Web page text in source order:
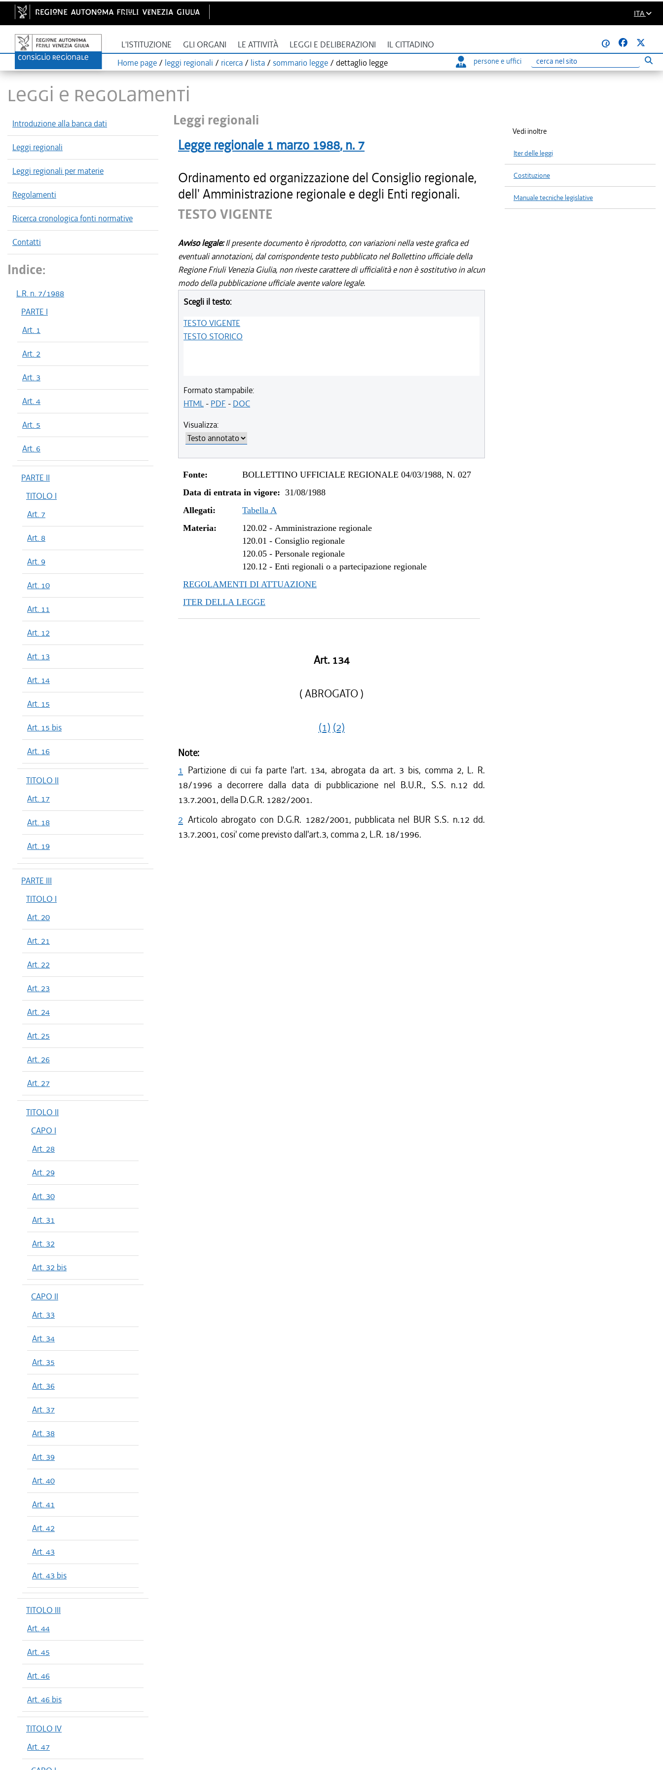
ITA
L'ISTITUZIONE GLI ORGANI LE ATTIVITÀ LEGGI E DELIBERAZIONI IL CITTADINO
@
Home page / leggi regionali / ricerca / lista / sommario legge / dettaglio legge persone e uffici
Ricerca
LEGGI E REGOLAMENTI
Introduzione alla banca dati
Leggi regionali
Leggi regionali per materie
Regolamenti
Ricerca cronologica fonti normative
Contatti
Indice:
L.R. n. 7/1988
PARTE I
Art. 1
Art. 2
Art. 3
Art. 4
Art. 5
Art. 6
PARTE II
TITOLO I
Art. 7
Art. 8
Art. 9
Art. 10
Art. 11
Art. 12
Art. 13
Art. 14
Art. 15
Art. 15 bis
Art. 16
TITOLO II
Art. 17
Art. 18
Art. 19
PARTE III
TITOLO I
Art. 20
Art. 21
Art. 22
Art. 23
Art. 24
Art. 25
Art. 26
Art. 27
TITOLO II
CAPO I
Art. 28
Art. 29
Art. 30
Art. 31
Art. 32
Art. 32 bis
CAPO II
Art. 33
Art. 34
Art. 35
Art. 36
Art. 37
Art. 38
Art. 39
Art. 40
Art. 41
Art. 42
Art. 43
Art. 43 bis
TITOLO III
Art. 44
Art. 45
Art. 46
Art. 46 bis
TITOLO IV
Art. 47
Leggi regionali
Legge regionale 1 marzo 1988, n. 7
Ordinamento ed organizzazione del Consiglio regionale,
dell' Amministrazione regionale e degli Enti regionali.
TESTO VIGENTE
Avviso legale:Il presente documento è riprodotto, con variazioni nella veste grafica ed
eventuali annotazioni, dal corrispondente testo pubblicato nel Bollettino ufficiale della
Regione Friuli Venezia Giulia, non riveste carattere di ufficialità e non è sostitutivo in alcun
modo della pubblicazione ufficiale avente valore legale.
Scegli il testo:
TESTO VIGENTE
TESTO STORICO
Formato stampabile:
HTML- PDF - DOC
Visualizza:
Fonte:
BOLLETTINO UFFICIALE REGIONALE 04/03/1988, N. 027
Data di entrata in vigore: 31/08/1988
Allegati:
Tabella A
Materia:
120.02 -Amministrazione regionale
120.01 -Consiglio regionale
120.05 -Personale regionale
120.12 -Enti regionali o a partecipazione regionale
REGOLAMENTI DI ATTUAZIONE
ITER DELLA LEGGE
Art. 134
( ABROGATO )
(1) (2)
Note:
1 Partizione di cui fa parte l'art. 134, abrogata da art. 3 bis, comma 2, L. R.
18/1996 a decorrere dalla data di pubblicazione nel B.U.R., S.S. n.12 dd.
13.7.2001, della D.G.R. 1282/2001.
2 Articolo abrogato con D.G.R. 1282/2001, pubblicata nel BUR S.S. n.12 dd.
13.7.2001, cosi' come previsto dall'art.3, comma 2, L.R. 18/1996.
Vedi inoltre
Iter delle leggi
Costituzione
Manuale tecniche legislative